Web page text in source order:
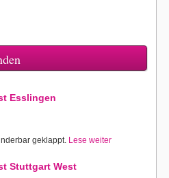
Esslingen
geklappt. Lese weiter
Stuttgart West